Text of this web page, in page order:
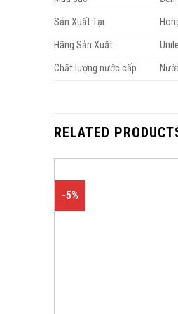
Sản Xuất Tại
Hãng Sản Xuất
Chất lượng nước cấp
RELATED
-5%